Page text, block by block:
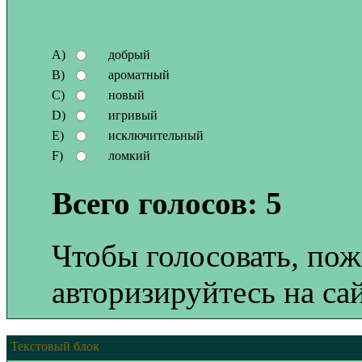
A)
добрый
B)
ароматный
C)
новый
D)
игривый
E)
исключительный
F)
ломкий
Всего голосов: 5
Чтобы голосовать,
авторизируйтесь на
Текстовый блок